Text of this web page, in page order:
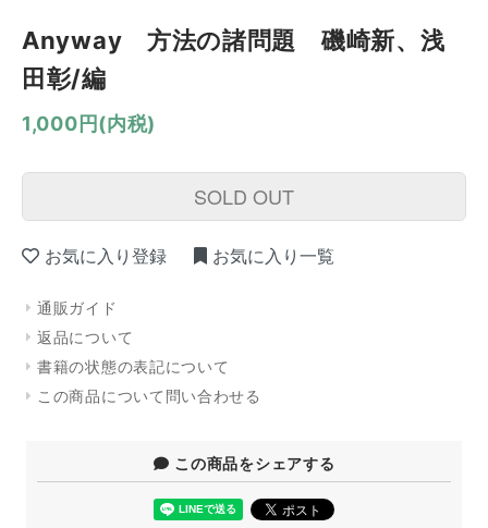
Anyway 方法の諸問題 磯崎新、浅
田彰/編
1,000円(内税)
SOLD OUT
お気に入り登録 お気に入り一覧
通販ガイド
返品について
書籍の状態の表記について
この商品について問い合わせる
この商品をシェアする